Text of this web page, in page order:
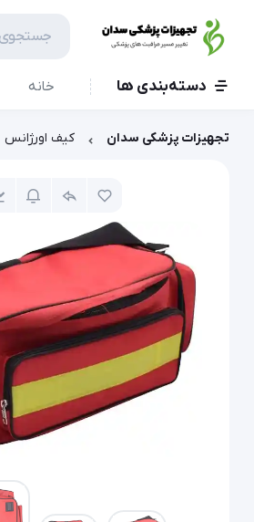
دسته‌بندی ها خانه
تجهیزات پزشکی سدان کیف اورژانس